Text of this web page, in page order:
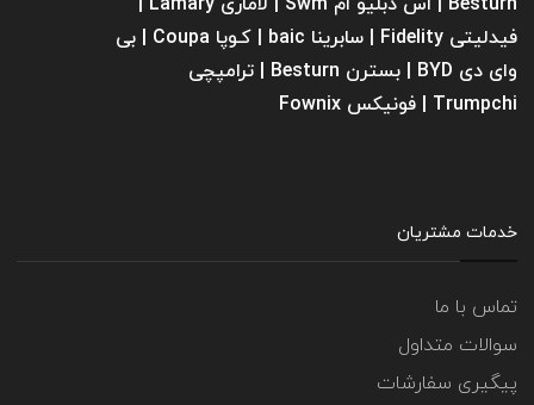
فیدلیتی Fidelity | سابرینا ‌baic | کـوپا Coupa | بی
وای دی BYD | بسترن Besturn | ترامپچی
Trumpchi | فونیکس Fownix
خدمات مشتریان
تماس با ما
سوالات متداول
پیگیری سفارشات